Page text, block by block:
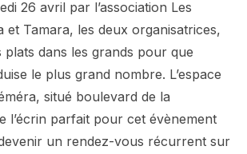
26 avril par l’association Les
et Tamara, les deux organisatrices,
plats dans les grands pour que
le plus grand nombre. L’espace
situé boulevard de la
l’écrin parfait pour cet évènement
un rendez-vous récurrent sur